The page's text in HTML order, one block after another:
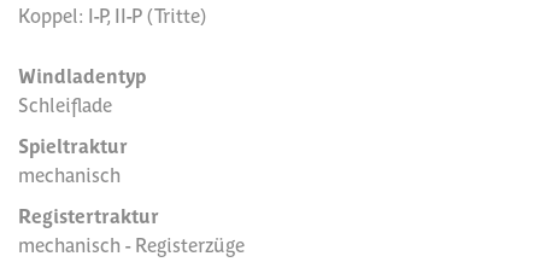
Koppel: I-P, II-P (Tritte)
Windladentyp
Schleiflade
Spieltraktur
mechanisch
Registertraktur
mechanisch - Registerzüge